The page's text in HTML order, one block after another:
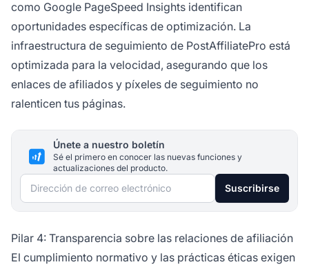
como Google PageSpeed Insights identifican
oportunidades específicas de optimización. La
infraestructura de seguimiento de PostAffiliatePro está
optimizada para la velocidad, asegurando que los
enlaces de afiliados y píxeles de seguimiento no
ralenticen tus páginas.
Únete a nuestro boletín
Sé el primero en conocer las nuevas funciones y
actualizaciones del producto.
Dirección de correo electrónico Suscribirse
Pilar 4: Transparencia sobre las relaciones de afiliación
El cumplimiento normativo y las prácticas éticas exigen